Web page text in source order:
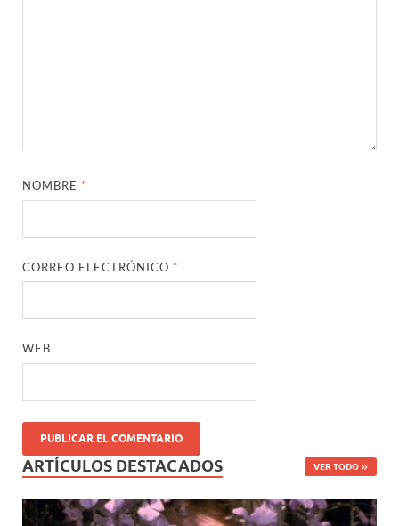
NOMBRE *
CORREO ELECTRÓNICO *
WEB
ARTÍCULOS DESTACADOS VER TODO